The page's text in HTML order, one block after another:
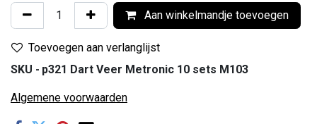
Aan winkelmandje toevoegen
Toevoegen aan verlanglijst
SKU - p321 Dart Veer Metronic 10 sets M103
Algemene voorwaarden